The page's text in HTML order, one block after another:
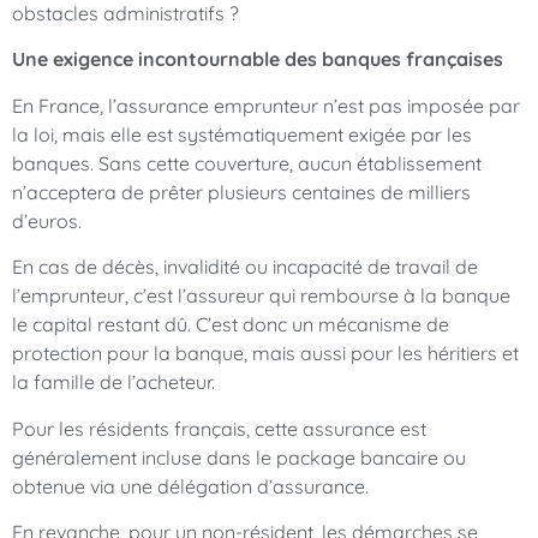
obstacles administratifs ?
Une exigence incontournable des banques françaises
En France, l’assurance emprunteur n’est pas imposée par
la loi, mais elle est systématiquement exigée par les
banques. Sans cette couverture, aucun établissement
n’acceptera de prêter plusieurs centaines de milliers
d’euros.
En cas de décès, invalidité ou incapacité de travail de
l’emprunteur, c’est l’assureur qui rembourse à la banque
le capital restant dû. C’est donc un mécanisme de
protection pour la banque, mais aussi pour les héritiers et
la famille de l’acheteur.
Pour les résidents français, cette assurance est
généralement incluse dans le package bancaire ou
obtenue via une délégation d’assurance.
En revanche, pour un non-résident, les démarches se